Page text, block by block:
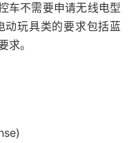
车不需要申请无线电型
动玩具类的要求包括蓝
求。